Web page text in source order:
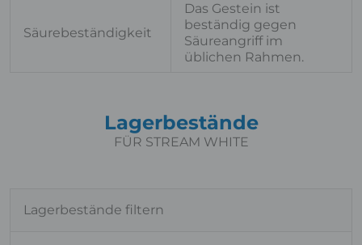
Säurebeständigkeit
Das Gestein ist
beständig gegen
Säureangriff im
üblichen Rahmen.
Lagerbestände
FÜR STREAM WHITE
Lagerbestände filtern